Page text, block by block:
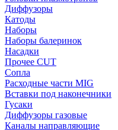
Диффузоры
Катоды
Наборы
Наборы балеринок
Насадки
Прочее CUT
Сопла
Расходные части MIG
Вставки под наконечники
Гусаки
Диффузоры газовые
Каналы направляющие